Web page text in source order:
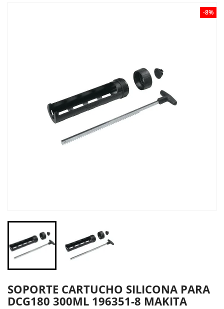
-8%
SOPORTE CARTUCHO SILICONA PARA
DCG180 300ML 196351-8 MAKITA